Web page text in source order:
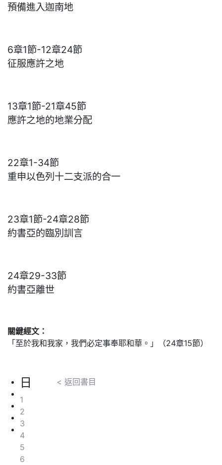
預備進入迦南地
6章1節-12章24節
征服應許之地
13章1節-21章45節
應許之地的地業分配
22章1-34節
重申以色列十二支派的合一
23章1節-24章28節
約書亞的臨別訓言
24章29-33節
約書亞離世
關鍵經文：
「至於我和我家，我們必定事奉耶和華。」（24章15節）
日
1
2
3
4
5
6
< 返回書目